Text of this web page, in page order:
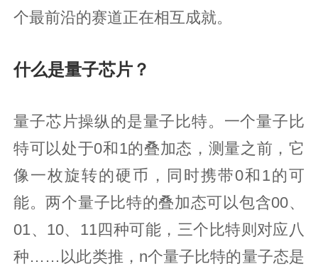
个最前沿的赛道正在相互成就。
什么是量子芯片？
量子芯片操纵的是量子比特。一个量子比
特可以处于0和1的叠加态，测量之前，它
像一枚旋转的硬币，同时携带0和1的可
能。两个量子比特的叠加态可以包含00、
01、10、11四种可能，三个比特则对应八
种……以此类推，n个量子比特的量子态是